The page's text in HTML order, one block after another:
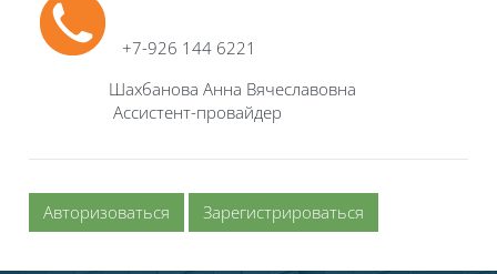
+7-926 144 6221
Шахбанова Анна Вячеславовна
Ассистент-провайдер
Авторизоваться Зарегистрироваться